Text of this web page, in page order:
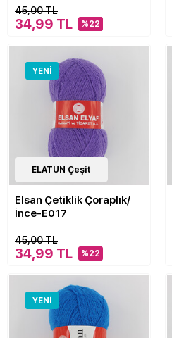
45,00 TL
34,99 TL %22
YENI
40Çeşit
ELATUN Çeşit
Elsan Çetiklik Çoraplık/
İnce-E017
45,00 TL
34,99 TL %22
YENI